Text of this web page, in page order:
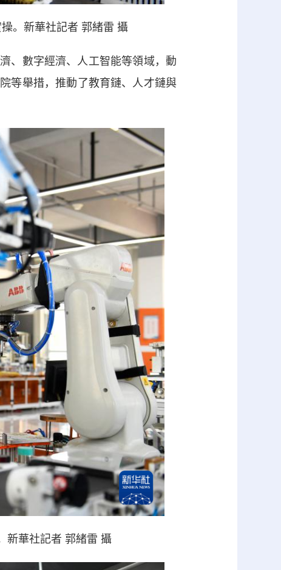
。新華社記者 郭緒雷 攝
、數字經濟、人工智能等領域，動
等舉措，推動了教育鏈、人才鏈與
新華社記者 郭緒雷 攝